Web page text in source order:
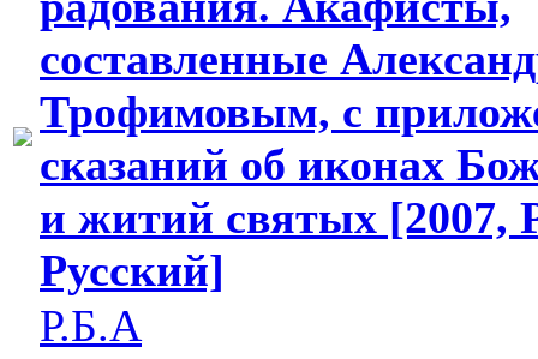
составленные
Трофимовым, с
сказаний об иконах
и житий святых [2007,
Русский]
Р.Б.А